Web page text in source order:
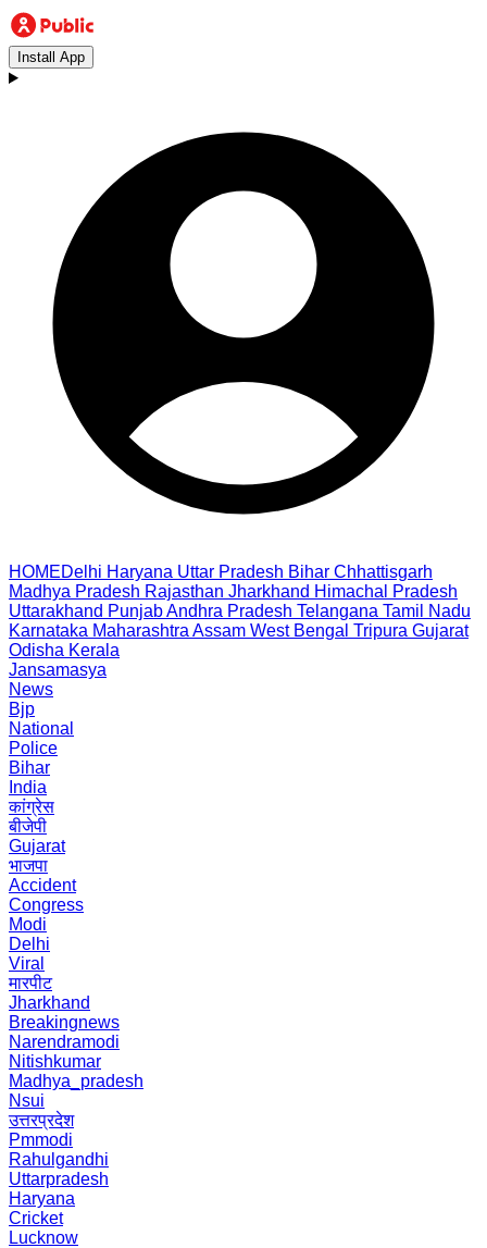
Install App
HOMEDelhi Haryana Uttar Pradesh Bihar Chhattisgarh
Madhya Pradesh Rajasthan Jharkhand Himachal Pradesh
Uttarakhand PunjabAndhra Pradesh Telangana Tamil Nadu
Karnataka Maharashtra Assam West Bengal Tripura Gujarat
Odisha Kerala
Jansamasya
News
Bjp
National
Police
Bihar
India
कांग्रेस
बीजेपी
Gujarat
भाजपा
Accident
Congress
Modi
Delhi
Viral
मारपीट
Jharkhand
Breakingnews
Narendramodi
Nitishkumar
Madhya_pradesh
Nsui
उत्तरप्रदेश
Pmmodi
Rahulgandhi
Uttarpradesh
Haryana
Cricket
Lucknow